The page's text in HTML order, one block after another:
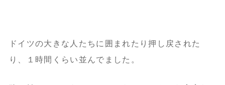
ドイツの大きな人たちに囲まれたり押し戻された
り、１時間くらい並んでました。